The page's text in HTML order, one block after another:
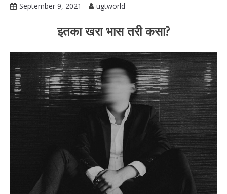
September 9, 2021 ugtworld
इतका खरा भास तरी कसा?